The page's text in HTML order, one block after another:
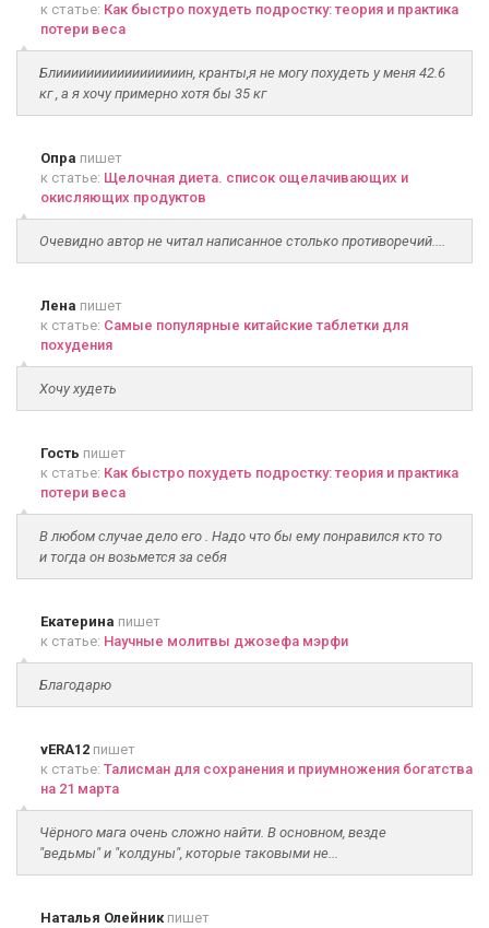
к статье: Как быстро похудеть подростку: теория и практика
потери веса
Блииииииииииииииииин, кранты,я не могу похудеть у меня 42.6
кг , а я хочу примерно хотя бы 35 кг
Опра пишет
к статье: Щелочная диета. список ощелачивающих и
окисляющих продуктов
Очевидно автор не читал написанное столько противоречий....
Лена пишет
к статье: Самые популярные китайские таблетки для
похудения
Хочу худеть
Гость пишет
к статье: Как быстро похудеть подростку: теория и практика
потери веса
В любом случае дело его . Надо что бы ему понравился кто то
и тогда он возьмется за себя
Екатерина пишет
к статье: Научные молитвы джозефа мэрфи
Благодарю
vERA12 пишет
к статье: Талисман для сохранения и приумножения богатства
на 21 марта
Чёрного мага очень сложно найти. В основном, везде
"ведьмы" и "колдуны", которые таковыми не...
Наталья Олейникпишет